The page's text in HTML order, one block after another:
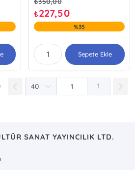
₺227,50
%35
Sepete Ekle
1
SANAT YAYINCILIK LTD.